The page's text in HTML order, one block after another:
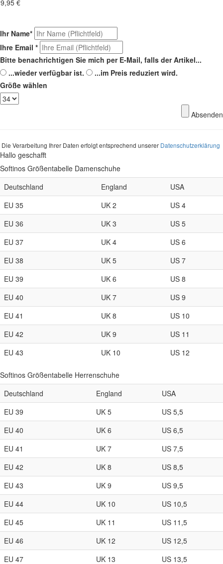
€
Ihr Name*
Ihre Email *
Bitte benachrichtigen Sie mich per E-Mail, falls der Artikel...
...wieder verfügbar ist.
...im Preis reduziert wird.
Größe wählen
Absenden
Die Verarbeitung Ihrer Daten erfolgt entsprechend unserer Datenschutzerklärung
Hallo geschafft
Softinos Größentabelle Damenschuhe
Deutschland
England
USA
EU 35
UK 2
US 4
EU 36
UK 3
US 5
EU 37
UK 4
US 6
EU 38
UK 5
US 7
EU 39
UK 6
US 8
EU 40
UK 7
US 9
EU 41
UK 8
US 10
EU 42
UK 9
US 11
EU 43
UK 10 US 12
Softinos Größentabelle Herrenschuhe
Deutschland
England
USA
EU 39
UK 5
US 5,5
EU 40
UK 6
US 6,5
EU 41
UK 7
US 7,5
EU 42
UK 8
US 8,5
EU 43
UK 9
US 9,5
EU 44
UK 10
US 10,5
EU 45
UK 11
US 11,5
EU 46
UK 12
US 12,5
EU 47
UK 13
US 13,5